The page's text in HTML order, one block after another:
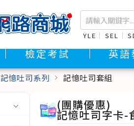
YLE SEL
檢定考試 英
記憶吐司系列 chevron_right 記憶吐司套組
(團購優惠)
記憶吐司字卡-